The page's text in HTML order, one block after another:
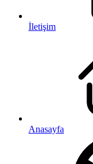
İletişim
Anasayfa